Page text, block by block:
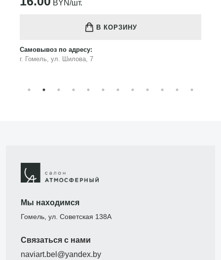
BYN/шт.
В КОРЗИНУ
Самовывоз по адресу:
г. Гомель, ул. Шилова, 7
Мы находимся
Гомель, ул. Советская 138А
Связаться с нами
naviart.bel@yandex.by